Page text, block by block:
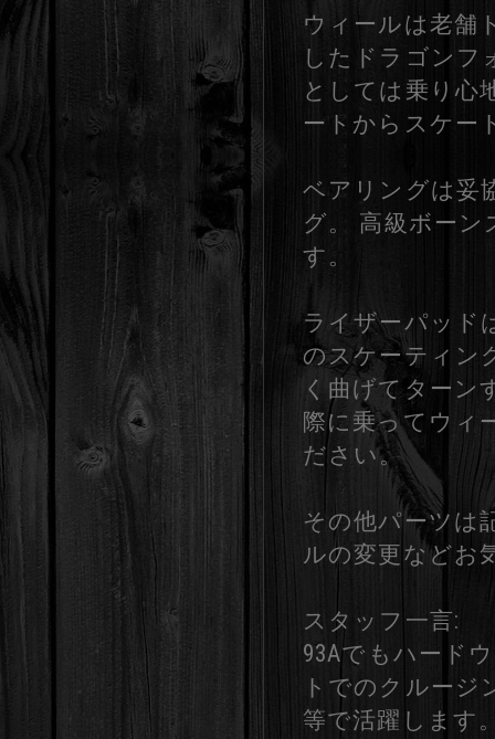
ウィールは老舗
したドラゴンフ
としては乗り心
ートからスケー
ベアリングは妥
グ。 高級ボー
す。
ライザーパッド
のスケーティン
く曲げてターン
際に乗ってウィ
ださい。
その他パーツは
ルの変更などお
スタッフ一言:
93Aでもハード
トでのクルージ
等で活躍します